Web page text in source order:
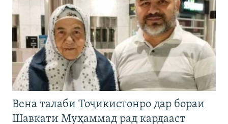
Вена талаби Тоҷикистонро дар бораи
Шавкати Муҳаммад рад кардааст